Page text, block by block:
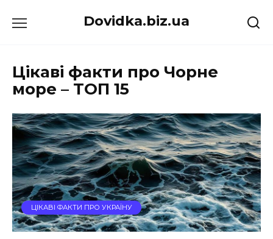
до
Dovidka.biz.ua
Цікаві факти про Чорне
море – ТОП 15
ЦІКАВІ ФАКТИ ПРО УКРАЇНУ